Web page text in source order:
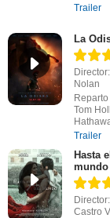
Trailer
La
Nolan
Tom
Trailer
Hasta
mundo
Castro